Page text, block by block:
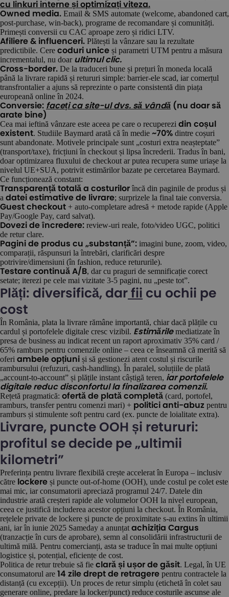
cu linkuri interne și optimizați viteza.
Owned media. Email & SMS automate (welcome, abandoned cart,
post-purchase, win-back), programe de recomandare și comunități.
Primești conversii cu CAC aproape zero și ridici LTV.
Afiliere & influenceri. Plătești la vânzare sau la rezultate
predictibile. Cere coduri unice și parametri UTM pentru a măsura
incrementalul, nu doar ultimul clic.
Cross-border. De la traduceri bune și prețuri în moneda locală
până la livrare rapidă și retururi simple: barrier-ele scad, iar comerțul
transfrontalier a ajuns să reprezinte o parte consistentă din piața
europeană online în 2024.
Conversie: faceți ca site-ul dvs. să vândă (nu doar să
arate bine)
Cea mai ieftină vânzare este aceea pe care o recuperezi din coșul
existent. Studiile Baymard arată că în medie ~70% dintre coșuri
sunt abandonate. Motivele principale sunt „costuri extra neașteptate”
(transport/taxe), fricțiuni în checkout și lipsa încrederii. Tradus în bani,
doar optimizarea fluxului de checkout ar putea recupera sume uriașe la
nivelul UE+SUA, potrivit estimărilor bazate pe cercetarea Baymard.
Ce funcționează constant:
Transparență totală a costurilor încă din paginile de produs și
a datei estimative de livrare; surprizele la final taie conversia.
Guest checkout + auto-completare adresă + metode rapide (Apple
Pay/Google Pay, card salvat).
Dovezi de încredere: review-uri reale, foto/video UGC, politici
de retur clare.
Pagini de produs cu „substanță”: imagini bune, zoom, video,
comparații, răspunsuri la întrebări, clarificări despre
potrivire/dimensiuni (în fashion, reduce retururile).
Testare continuă A/B, dar cu praguri de semnificație corect
setate; iterezi pe cele mai vizitate 3-5 pagini, nu „peste tot”.
Plăți: diversifică, dar fii cu ochii pe
cost
În România, plata la livrare rămâne importantă, chiar dacă plățile cu
cardul și portofelele digitale cresc vizibil. Estimărilemediatizate în
presa de business au indicat recent un raport aproximativ 35% card /
65% ramburs pentru comenzile online – ceea ce înseamnă că merită să
oferi ambele opțiuni și să gestionezi atent costul și riscurile
rambursului (refuzuri, cash-handling). În paralel, soluțiile de plată
„account-to-account” și plățile instant câștigă teren, iar portofelele
digitale reduc disconfortul la finalizarea comenzii.
Rețetă pragmatică: ofertă de plată completă (card, portofel,
ramburs, transfer pentru comenzi mari) + politici anti-abuz pentru
ramburs și stimulente soft pentru card (ex. puncte de loialitate extra).
Livrare, puncte OOH și retururi:
profitul se decide pe „ultimii
kilometri”
Preferința pentru livrare flexibilă crește accelerat în Europa – inclusiv
către lockere și puncte out-of-home (OOH), unde costul pe colet este
mai mic, iar consumatorii apreciază programul 24/7. Datele din
industrie arată creșteri rapide ale volumelor OOH la nivel european,
ceea ce justifică includerea acestor opțiuni la checkout. În România,
rețelele private de lockere și puncte de proximitate s-au extins în ultimii
ani, iar în iunie 2025 Sameday a anunțat achiziția Cargus
(tranzacție în curs de aprobare), semn al consolidării infrastructurii de
ultimă milă. Pentru comercianți, asta se traduce în mai multe opțiuni
logistice și, potențial, eficiențe de cost.
Politica de retur trebuie să fie clară și ușor de găsit. Legal, în UE
consumatorul are 14 zile drept de retragere pentru contractele la
distanță (cu excepții). Un proces de retur simplu (etichetă în colet sau
generare online, predare la locker/punct) reduce costurile ascunse ale